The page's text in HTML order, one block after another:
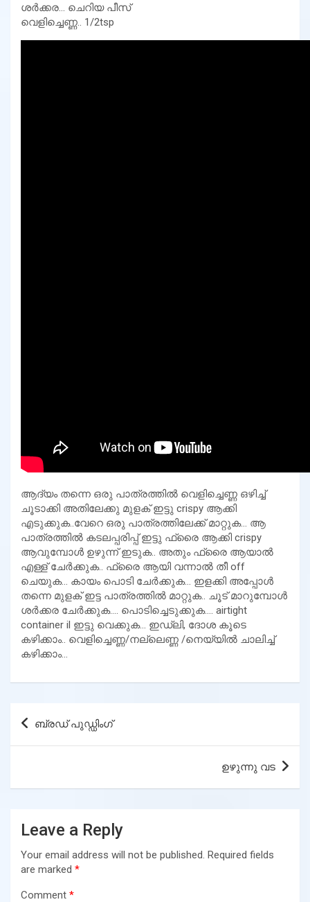
ശർക്കര… ചെറിയ പീസ്
വെളിച്ചെണ്ണ.. 1/2tsp
ആദ്യം തന്നെ ഒരു പാത്രത്തിൽ വെളിച്ചെണ്ണ ഒഴിച്ച്
ചൂടാക്കി അതിലേക്കു മുളക് ഇട്ടു crispy ആക്കി
എടുക്കുക..വേറെ ഒരു പാത്രത്തിലേക്ക് മാറ്റുക… ആ
പാത്രത്തിൽ കടലപ്പരിപ്പ് ഇട്ടു ഫ്രൈ ആക്കി crispy
ആവുമ്പോൾ ഉഴുന്ന് ഇടുക.. അതും ഫ്രൈ ആയാൽ
എള്ള് ചേർക്കുക.. ഫ്രൈ ആയി വന്നാൽ തീ off
ചെയുക… കായം പൊടി ചേർക്കുക… ഇളക്കി അപ്പോൾ
തന്നെ മുളക് ഇട്ട പാത്രത്തിൽ മാറ്റുക.. ചൂട് മാറുമ്പോൾ
ശർക്കര ചേർക്കുക…. പൊടിച്ചെടുക്കുക…. airtight
container il ഇട്ടു വെക്കുക… ഇഡ്ലി, ദോശ കൂടെ
കഴിക്കാം.. വെളിച്ചെണ്ണ/നല്ലെണ്ണ /നെയ്യിൽ ചാലിച്ച്
കഴിക്കാം…
Post
navigation
ബ്രഡ് പുഡ്ഡിംഗ്
ഉഴുന്നു വട
Leave a Reply
Your email address will not be published. Required fields
are marked *
Comment *